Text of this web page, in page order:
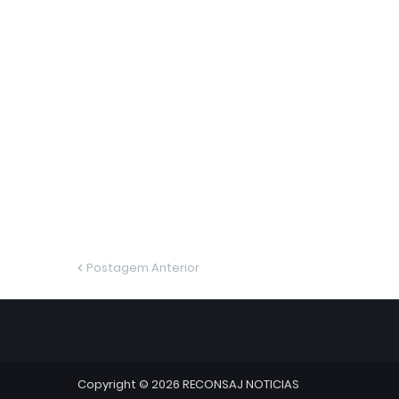
Postagem Anterior
Copyright © 2026 RECONSAJ NOTICIAS